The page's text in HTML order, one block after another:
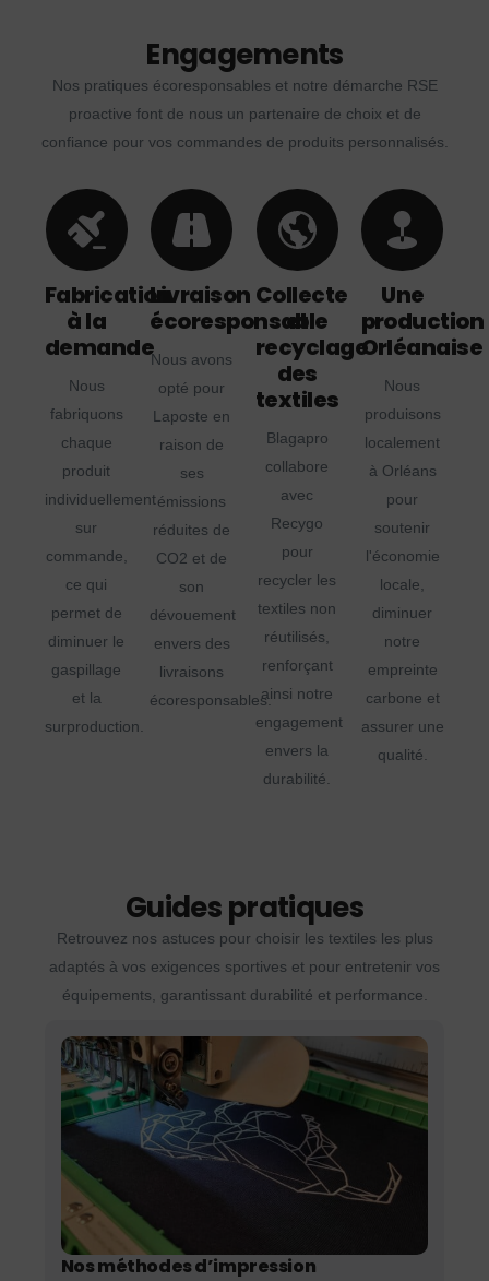
Engagements
Nos pratiques écoresponsables et notre démarche RSE
proactive font de nous un partenaire de choix et de
confiance pour vos commandes de produits personnalisés.
Fabrication
à la
demande
Nous
fabriquons
chaque
produit
individuellement
sur
commande,
ce qui
permet de
diminuer le
gaspillage
et la
surproduction.
Livraison
écoresponsable
Nous avons
opté pour
Laposte en
raison de
ses
émissions
réduites de
CO2 et de
son
dévouement
envers des
livraisons
écoresponsables.
Collecte
et
recyclage
des
textiles
Blagapro
collabore
avec
Recygo
pour
recycler les
textiles non
réutilisés,
renforçant
ainsi notre
engagement
envers la
durabilité.
Une
production
Orléanaise
Nous
produisons
localement
à Orléans
pour
soutenir
l'économie
locale,
diminuer
notre
empreinte
carbone et
assurer une
qualité.
Guides pratiques
Retrouvez nos astuces pour choisir les textiles les plus
adaptés à vos exigences sportives et pour entretenir vos
équipements, garantissant durabilité et performance.
Nos méthodes d’impression